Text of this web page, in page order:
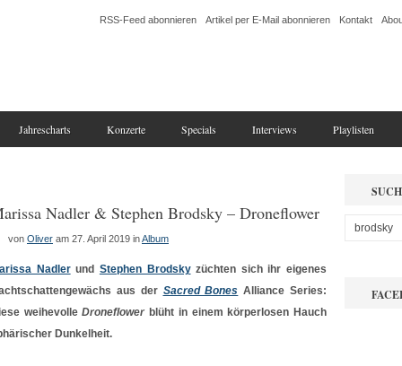
RSS-Feed abonnieren Artikel per E-Mail abonnieren Kontakt
Jahrescharts Konzerte Specials Interviews Playlisten
Nadler & Stephen Brodsky – Droneflower
von Oliver am 27. April 2019 inAlbum
Nadlerund Stephen Brodskyzüchten sich ihr eigenes
aus der Sacred Bones Alliance Series:
weihevolleDroneflower blüht in einem körperlosen Hauch
Dunkelheit.